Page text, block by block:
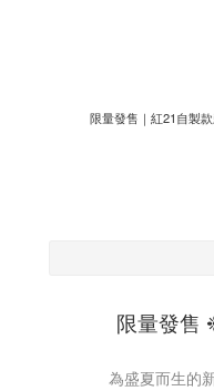
限量發售｜紅21自製
限量發售
為盛夏而生的